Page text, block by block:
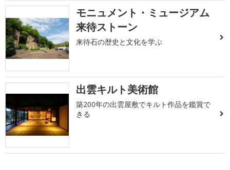
モニュメント・ミュージアム
来待ストーン
来待石の歴史と文化を学ぶ
出雲キルト美術館
築200年の出雲屋敷でキルト作品を鑑賞で
きる